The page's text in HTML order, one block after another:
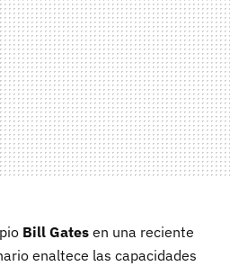
Bill Gates en una reciente
enaltece las capacidades